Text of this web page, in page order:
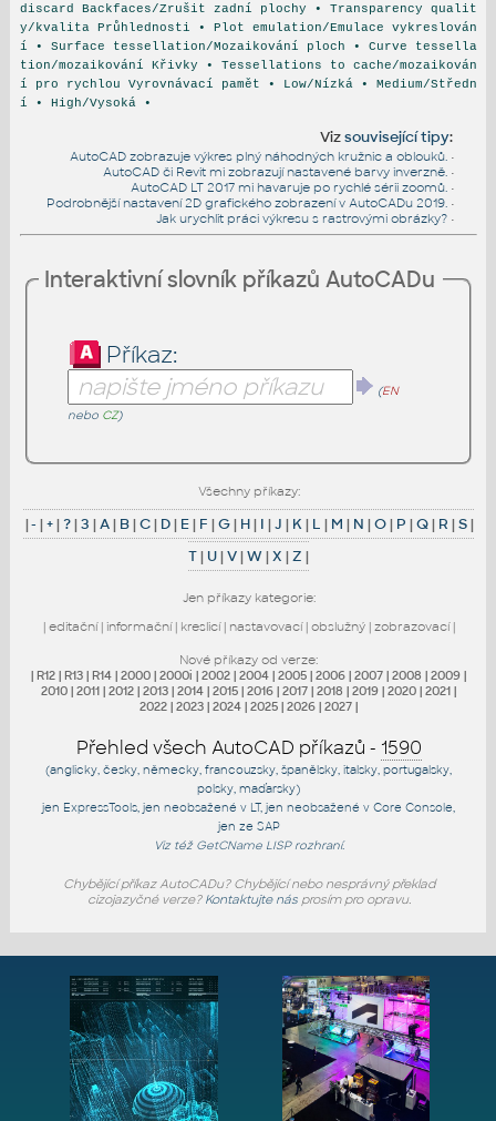
discard Backfaces/Zrušit zadní plochy • Transparency qualit
y/kvalita Průhlednosti • Plot emulation/Emulace vykreslován
í • Surface tessellation/Mozaikování ploch • Curve tessella
tion/mozaikování Křivky • Tessellations to cache/mozaikován
í pro rychlou Vyrovnávací pamět • Low/Nízká • Medium/Středn
í • High/Vysoká •
Vizsouvisející tipy:
AutoCAD zobrazuje výkres plný náhodných kružnic a oblouků. •
AutoCAD či Revit mi zobrazují nastavené barvy inverzně. •
AutoCAD LT 2017 mi havaruje po rychlé sérii zoomů. •
Podrobnější nastavení 2D grafického zobrazení v AutoCADu 2019. •
Jak urychlit práci výkresu s rastrovými obrázky? •
Interaktivní slovník příkazů AutoCADu
Příkaz:
(EN
nebo CZ)
Všechny příkazy:
|- |+|?|3 |A| B|C| D| E| F |G| H| I |J | K| L | M | N |O| P |Q| R |S|
T| U|V|W|X |Z |
Jen příkazy kategorie:
| editační| informační| kreslicí| nastavovací| obslužný| zobrazovací|
Nové příkazy od verze:
| R12 | R13 | R14 | 2000 | 2000i | 2002 | 2004 | 2005 | 2006 | 2007 | 2008 | 2009 |
2010 | 2011 | 2012 | 2013 | 2014 | 2015 | 2016 | 2017 | 2018 | 2019 | 2020 | 2021 |
2022 | 2023 | 2024 | 2025 | 2026 | 2027 |
Přehled všech AutoCAD příkazů - 1590
(anglicky, česky, německy, francouzsky, španělsky, italsky, portugalsky,
polsky, maďarsky)
jen ExpressTools , jen neobsažené v LT, jen neobsažené v Core Console
jen ze SAP
Viz též GetCNameLISP rozhraní.
Chybějící příkaz AutoCADu? Chybějící nebo nesprávný překlad
cizojazyčné verze? Kontaktujte násprosím pro opravu.